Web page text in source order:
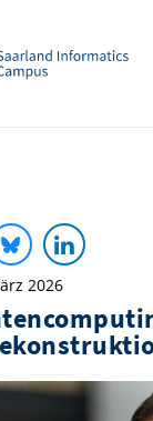
2026